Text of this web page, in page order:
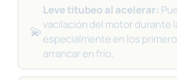
💫
Leve titubeo al acelerar:
vacilación del motor durante
especialmente en los
arrancar en frío.